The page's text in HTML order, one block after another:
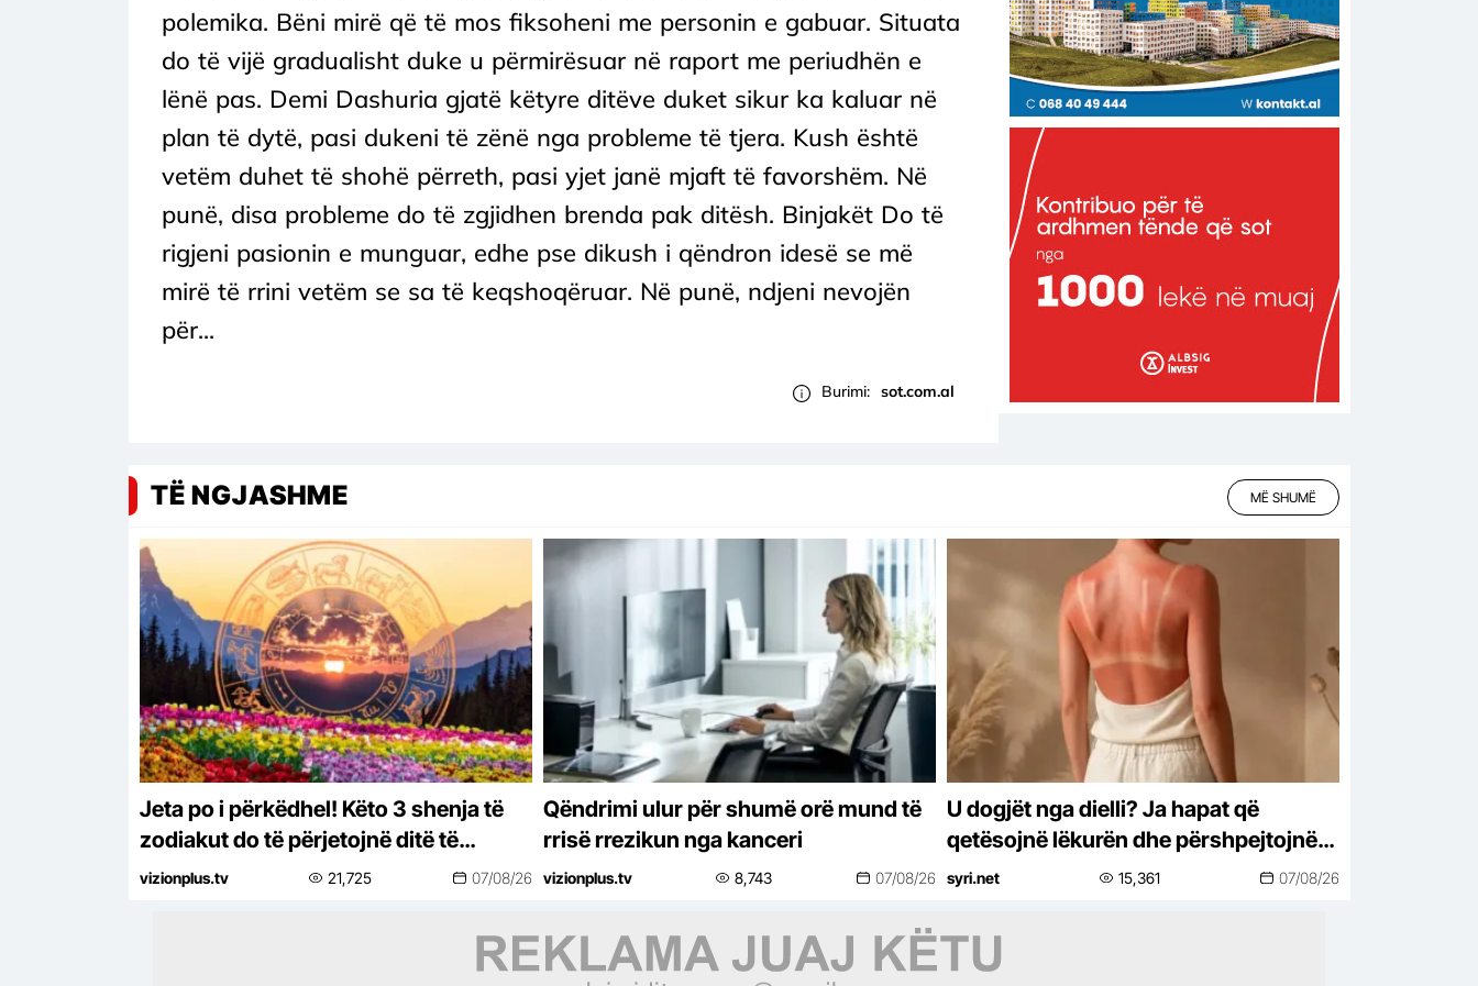
polemika. Bëni mirë që të mos fiksoheni me personin e gabuar. Situata
do të vijë gradualisht duke u përmirësuar në raport me periudhën e
lënë pas. Demi Dashuria gjatë këtyre ditëve duket sikur ka kaluar në
plan të dytë, pasi dukeni të zënë nga probleme të tjera. Kush është
vetëm duhet të shohë përreth, pasi yjet janë mjaft të favorshëm. Në
punë, disa probleme do të zgjidhen brenda pak ditësh. Binjakët Do të
rigjeni pasionin e munguar, edhe pse dikush i qëndron idesë se më
mirë të rrini vetëm se sa të keqshoqëruar. Në punë, ndjeni nevojën
për...
Burimi: sot.com.al
TË NGJASHME MË SHUMË
Jeta po i përkëdhel! Këto 3 shenja të
zodiakut do të përjetojnë ditë të
bukura deri në fund të vitit 2026
vizionplus.tv 21,725 07/08/26
Qëndrimi ulur për shumë orë mund të
rrisë rrezikun nga kanceri
vizionplus.tv 8,743 07/08/26
U dogjët nga dielli? Ja hapat që
qetësojnë lëkurën dhe përshpejtojnë
shërimin
syri.net 15,361 07/08/26